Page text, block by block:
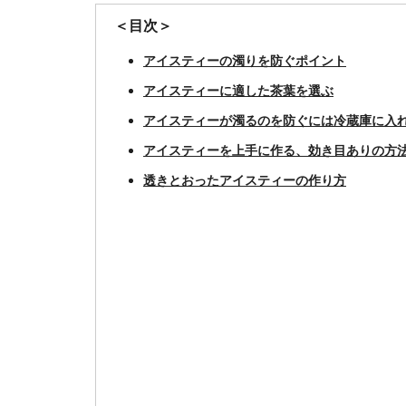
＜目次＞
アイスティーの濁りを防ぐポイント
アイスティーに適した茶葉を選ぶ
アイスティーが濁るのを防ぐには冷蔵庫に入
アイスティーを上手に作る、効き目ありの方
透きとおったアイスティーの作り方